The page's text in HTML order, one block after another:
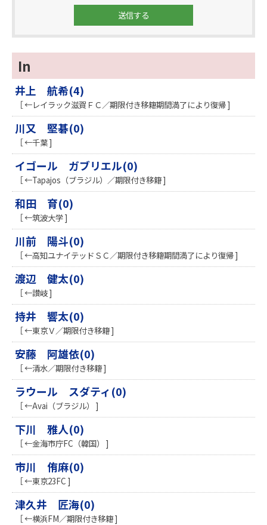
In
井上 航希(4)
［ ←レイラック滋賀ＦＣ／期限付き移籍期間満了により復帰 ]
川又 堅碁(0)
［ ←千葉 ]
イゴール ガブリエル(0)
［ ←Tapajos（ブラジル）／期限付き移籍 ]
和田 育(0)
［ ←筑波大学 ]
川前 陽斗(0)
［ ←高知ユナイテッドＳＣ／期限付き移籍期間満了により復帰 ]
渡辺 健太(0)
［ ←讃岐 ]
持井 響太(0)
［ ←東京Ｖ／期限付き移籍 ]
安藤 阿雄依(0)
［ ←清水／期限付き移籍 ]
ラウール スダティ(0)
［ ←Avai（ブラジル） ]
下川 雅人(0)
［ ←金海市庁FC（韓国） ]
市川 侑麻(0)
［ ←東京23FC ]
津久井 匠海(0)
［ ←横浜FM／期限付き移籍 ]